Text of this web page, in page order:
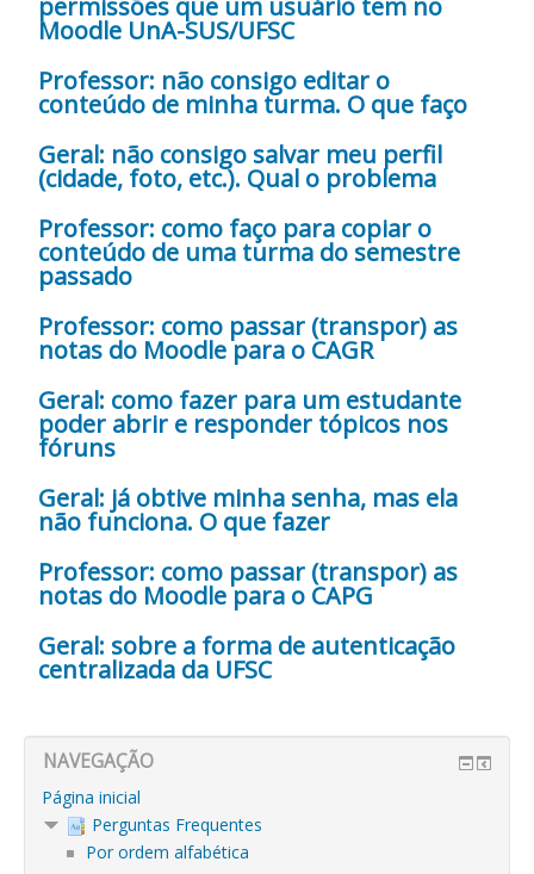
permissões que um usuário tem no
Moodle UnA-SUS/UFSC
Professor: não consigo editar o
conteúdo de minha turma. O que faço
Geral: não consigo salvar meu perfil
(cidade, foto, etc.). Qual o problema
Professor: como faço para copiar o
conteúdo de uma turma do semestre
passado
Professor: como passar (transpor) as
notas do Moodle para o CAGR
Geral: como fazer para um estudante
poder abrir e responder tópicos nos
fóruns
Geral: já obtive minha senha, mas ela
não funciona. O que fazer
Professor: como passar (transpor) as
notas do Moodle para o CAPG
Geral: sobre a forma de autenticação
centralizada da UFSC
NAVEGAÇÃO
Página inicial
Perguntas Frequentes
Por ordem alfabética